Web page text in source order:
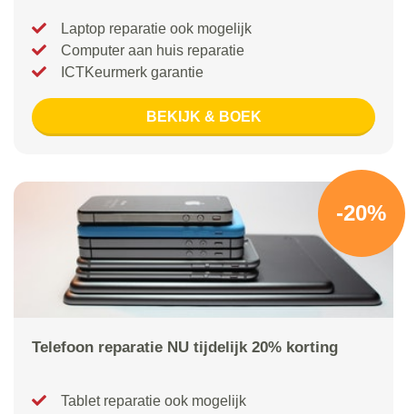
Laptop reparatie ook mogelijk
Computer aan huis reparatie
ICTKeurmerk garantie
BEKIJK & BOEK
-20%
Telefoon reparatie NU tijdelijk 20% korting
Tablet reparatie ook mogelijk